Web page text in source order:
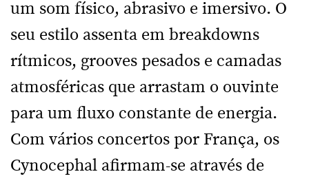
um som físico, abrasivo e imersivo. O
seu estilo assenta em breakdowns
rítmicos, grooves pesados e camadas
atmosféricas que arrastam o ouvinte
para um fluxo constante de energia.
Com vários concertos por França, os
Cynocephal afirmam-se através de